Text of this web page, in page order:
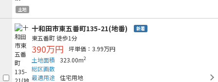
土地
十和田市東五番町135-21(地番) 新着
東五番町徒歩1分
390万円
坪単価：3.99万円
土地面積
323.00m2
総区画数
最適用途 住宅用地